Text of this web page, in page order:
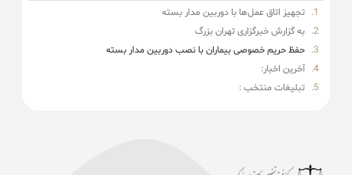
تجهیز اتاق عمل‌ها با دوربین مدار بسته
به گزارش خبرگزاری تهران بزرگ
حفظ حریم خصوصی بیماران با نصب دوربین مدار بسته
آخرین اخبار:
تبلیغات منتخب :